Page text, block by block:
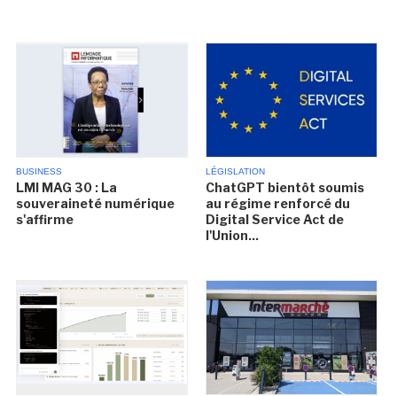
BUSINESS
LMI MAG 30 : La
souveraineté numérique
s'affirme
LÉGISLATION
ChatGPT bientôt soumis
au régime renforcé du
Digital Service Act de
l'Union...